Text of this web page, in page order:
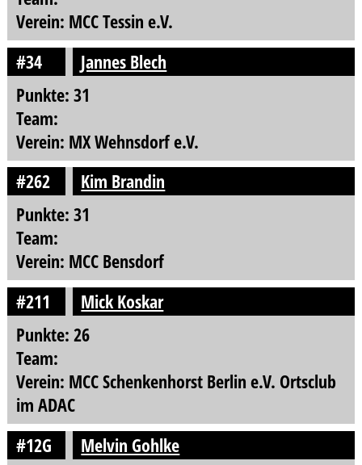
Verein: MCC Tessin e.V.
#34
Jannes Blech
Punkte: 31
Team:
Verein: MX Wehnsdorf e.V.
#262
Kim Brandin
Punkte: 31
Team:
Verein: MCC Bensdorf
#211
Mick Koskar
Punkte: 26
Team:
Verein: MCC Schenkenhorst Berlin e.V. Ortsclub
im ADAC
#12G
Melvin Gohlke